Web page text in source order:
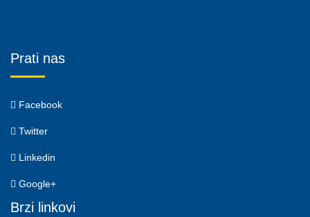
Prati nas
Facebook
Twitter
Linkedin
Google+
Brzi linkovi